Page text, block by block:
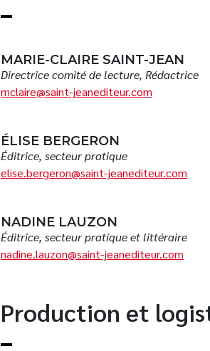
MARIE-CLAIRE SAINT-JEAN
Directrice comité de lecture, Rédactrice
mclaire@saint-jeanediteur.com
ÉLISE BERGERON
Éditrice, secteur pratique
elise.bergeron@saint-jeanediteur.com
NADINE LAUZON
Éditrice, secteur pratique et littéraire
nadine.lauzon@saint-jeanediteur.com
Production et